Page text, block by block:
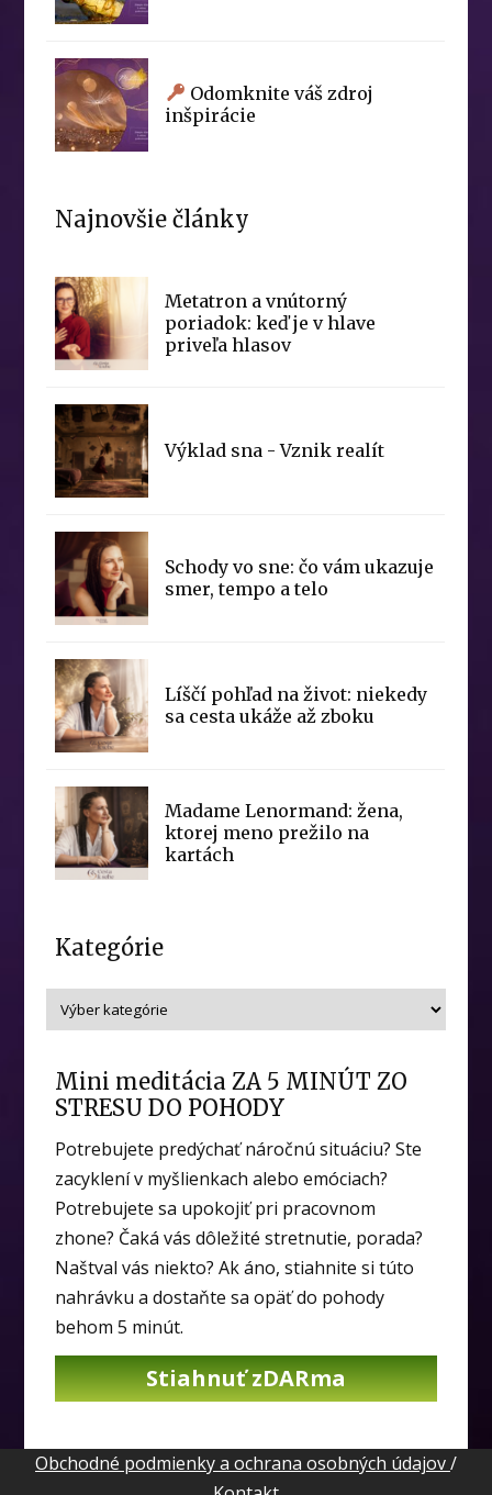
Odomknite váš zdroj
inšpirácie
Najnovšie články
Metatron a vnútorný
poriadok: keď je v hlave
priveľa hlasov
Výklad sna - Vznik realít
Schody vo sne: čo vám ukazuje
smer, tempo a telo
Líščí pohľad na život: niekedy
sa cesta ukáže až zboku
Madame Lenormand: žena,
ktorej meno prežilo na
kartách
Kategórie
Mini meditácia ZA 5 MINÚT ZO
STRESU DO POHODY
Potrebujete predýchať náročnú situáciu? Ste
zacyklení v myšlienkach alebo emóciach?
Potrebujete sa upokojiť pri pracovnom
zhone? Čaká vás dôležité stretnutie, porada?
Naštval vás niekto? Ak áno, stiahnite si túto
nahrávku a dostaňte sa opäť do pohody
behom 5 minút.
Stiahnuť zDARma
Obchodné podmienky a ochrana osobných údajov/